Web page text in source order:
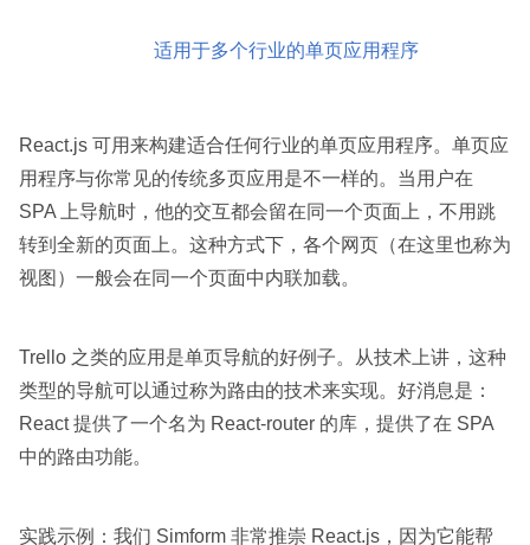
适用于多个行业的单页应用程序
React.js 可用来构建适合任何行业的单页应用程序。单页应
用程序与你常见的传统多页应用是不一样的。当用户在
SPA 上导航时，他的交互都会留在同一个页面上，不用跳
转到全新的页面上。这种方式下，各个网页（在这里也称为
视图）一般会在同一个页面中内联加载。
Trello 之类的应用是单页导航的好例子。从技术上讲，这种
类型的导航可以通过称为路由的技术来实现。好消息是：
React 提供了一个名为 React-router 的库，提供了在 SPA
中的路由功能。
实践示例：我们 Simform 非常推崇 React.js，因为它能帮